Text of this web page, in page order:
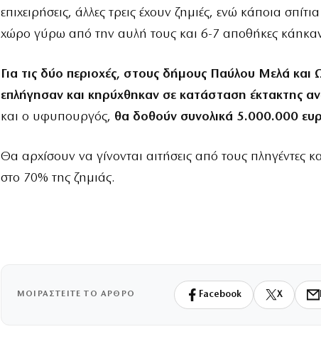
επιχειρήσεις, άλλες τρεις έχουν ζημιές, ενώ κάποια
χώρο γύρω από την αυλή τους και 6-7 αποθήκες
Για τις δύο περιοχές, στους δήμους Παύλου Μελά
επλήγησαν και κηρύχθηκαν σε κατάσταση έκτακτης
και ο υφυπουργός, θα δοθούν συνολικά 5.000.000
Θα αρχίσουν να γίνονται αιτήσεις από τους πληγέντες
στο 70% της ζημιάς.
ΜΟΙΡΑΣΤΕΙΤΕ ΤΟ ΑΡΘΡΟ Facebook X